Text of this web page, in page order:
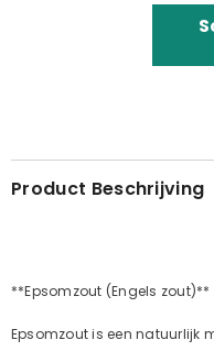
Product Beschrijving
**Epsomzout (Engels zout)**
Epsomzout is een natuurlijk